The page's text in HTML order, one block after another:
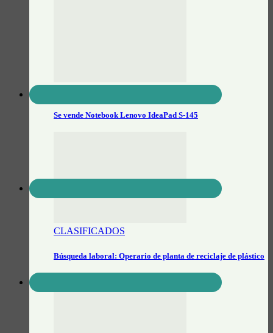
Se vende Notebook Lenovo IdeaPad S-145
CLASIFICADOS
Búsqueda laboral: Operario de planta de reciclaje de plástico